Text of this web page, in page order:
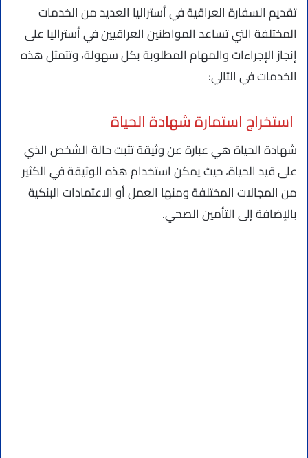
تقديم السفارة العراقية في أستراليا العديد من الخدمات
المختلفة التي تساعد المواطنين العراقيين في أستراليا على
إنجاز الإجراءات والمهام المطلوبة بكل سهولة، وتتمثل هذه
الخدمات في التالي:
استخراج استمارة شهادة الحياة
شهادة الحياة هي عبارة عن وثيقة تثبت حالة الشخص الذي
على قيد الحياة، حيث يمكن استخدام هذه الوثيقة في الكثير
من المجالات المختلفة ومنها العمل أو الاعتمادات البنكية
بالإضافة إلى التأمين الصحي.